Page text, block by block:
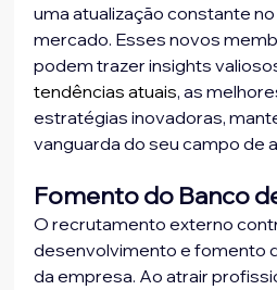
uma atualização constante
mercado. Esses novos
podem trazer insights
tendências atuais, as
estratégias inovadoras,
vanguarda do seu campo de
Fomento do Banco
O recrutamento externo
desenvolvimento e fomento
da empresa. Ao atrair